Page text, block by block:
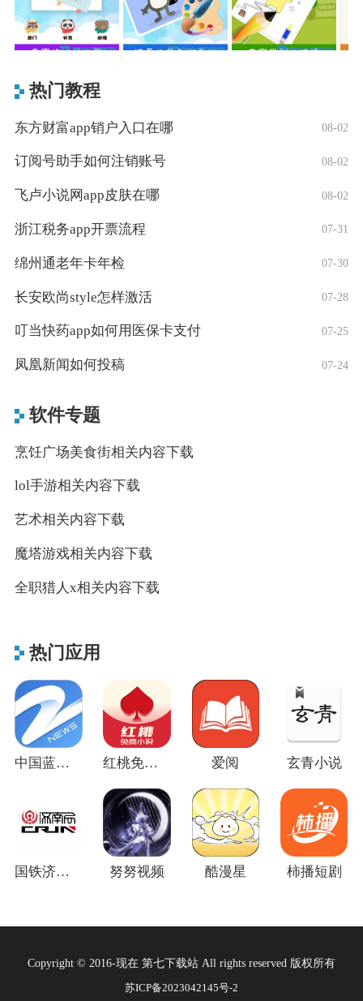
热门教程
东方财富app销户入口在哪 08-02
订阅号助手如何注销账号 08-02
飞卢小说网app皮肤在哪 08-02
浙江税务app开票流程 07-31
绵州通老年卡年检 07-30
长安欧尚style怎样激活 07-28
叮当快药app如何用医保卡支付 07-25
凤凰新闻如何投稿 07-24
软件专题
烹饪广场美食街相关内容下载
lol手游相关内容下载
艺术相关内容下载
魔塔游戏相关内容下载
全职猎人x相关内容下载
热门应用
中国蓝新闻 红桃免费小说 爱阅 玄青小说
国铁济南局官方版 努努视频 酷漫星 柿播短剧
Copyright © 2016-现在 第七下载站 All rights reserved 版权所有
苏ICP备2023042145号-2